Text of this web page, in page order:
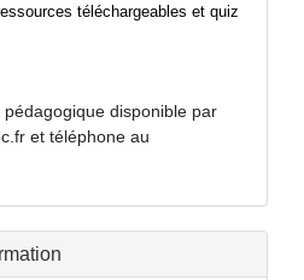
téléchargeables et quiz
disponible par
et téléphone au